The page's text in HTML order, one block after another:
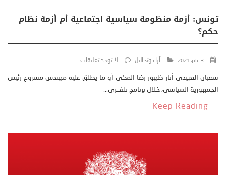
تونس: أزمة منظومة سياسية اجتماعية أم أزمة نظام
حكم؟
3 يناير، 2021 آراء وتحاليل لا توجد تعليقات
شعبان العبيدي أثار ظهور رضا المكي أو ما يطلق عليه مهندس مشروع رئيس
الجمهورية السياسي، خلال برنامج تلفــزي...
Keep Reading